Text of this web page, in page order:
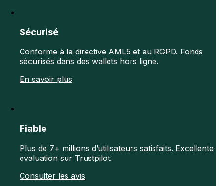
Sécurisé
Conforme à la directive AML5 et au RGPD. Fonds
sécurisés dans des wallets hors ligne.
En savoir plus
Fiable
Plus de 7+ millions d’utilisateurs satisfaits. Excellente
évaluation sur Trustpilot.
Consulter les avis